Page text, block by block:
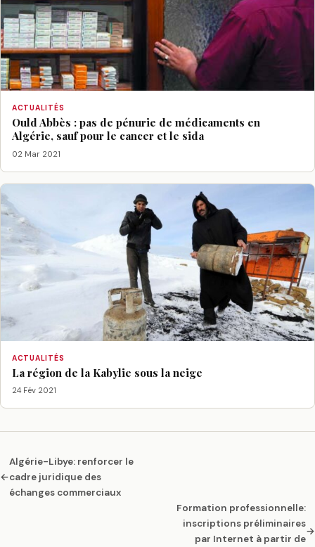
ACTUALITÉS
Ould Abbès : pas de pénurie de médicaments en
Algérie, sauf pour le cancer et le sida
02 Mar 2021
ACTUALITÉS
La région de la Kabylie sous la neige
24 Fév 2021
←
Algérie-Libye: renforcer le
cadre juridique des
échanges commerciaux
Formation professionnelle:
inscriptions préliminaires
par Internet à partir de
→